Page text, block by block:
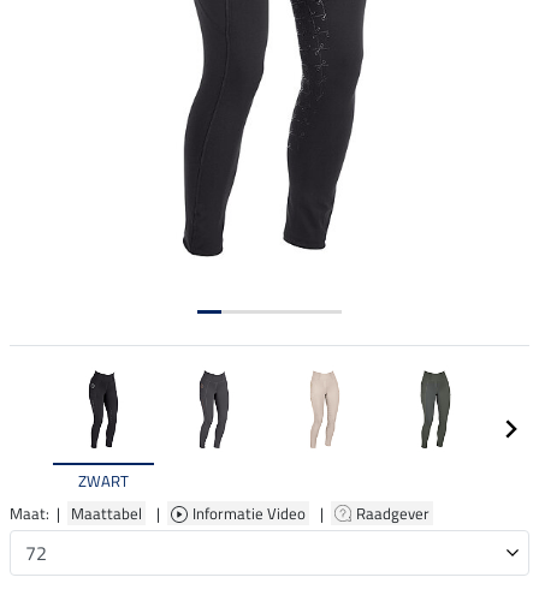
ZWART
Maat: | Maattabel | Informatie Video | Raadgever